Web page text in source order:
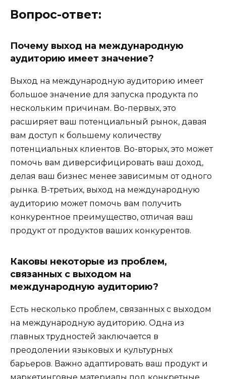
Вопрос-ответ:
Почему выход на международную
аудиторию имеет значение?
Выход на международную аудиторию имеет
большое значение для запуска продукта по
нескольким причинам. Во-первых, это
расширяет ваш потенциальный рынок, давая
вам доступ к большему количеству
потенциальных клиентов. Во-вторых, это может
помочь вам диверсифицировать ваш доход,
делая ваш бизнес менее зависимым от одного
рынка. В-третьих, выход на международную
аудиторию может помочь вам получить
конкурентное преимущество, отличая ваш
продукт от продуктов ваших конкурентов.
Каковы некоторые из проблем,
связанных с выходом на
международную аудиторию?
Есть несколько проблем, связанных с выходом
на международную аудиторию. Одна из
главных трудностей заключается в
преодолении языковых и культурных
барьеров. Важно адаптировать ваш продукт и